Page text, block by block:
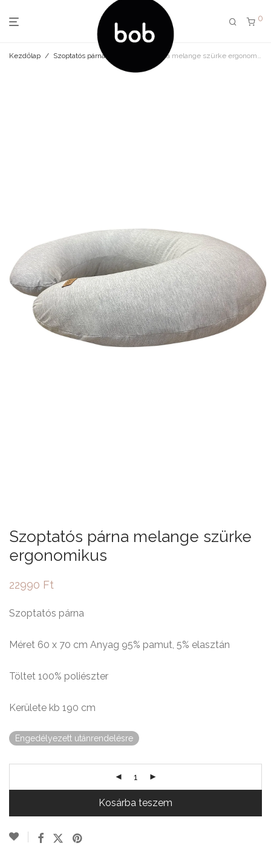
0
Kezdőlap / Szoptatós párna Szoptatós párna melange szürke ergonomikus
Szoptatós párna melange szürke
ergonomikus
22990 Ft
Szoptatós párna
Méret 60 x 70 cm Anyag 95% pamut, 5% elasztán
Töltet 100% poliészter
Kerülete kb 190 cm
Engedélyezett utánrendelésre
Kosárba teszem